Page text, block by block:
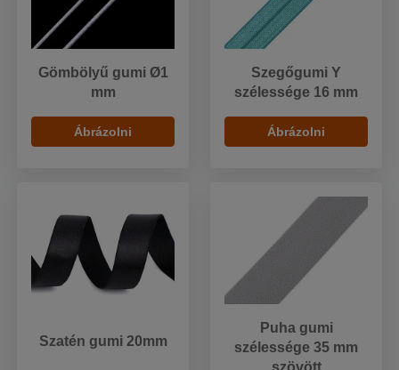
Gömbölyű gumi Ø1
mm
Ábrázolni
Szegőgumi Y
szélessége 16 mm
Ábrázolni
Szatén gumi 20mm
Puha gumi
szélessége 35 mm